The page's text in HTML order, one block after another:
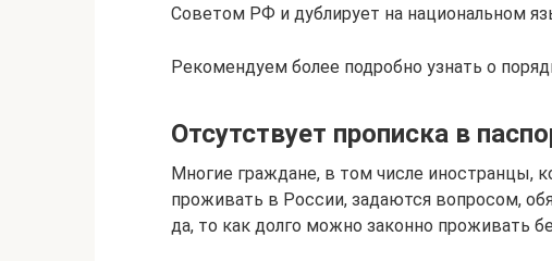
Советом РФ и дублирует на национальном
Рекомендуем более подробно узнать о
Отсутствует прописка в
Многие граждане, в том числе иностранцы,
проживать в России, задаются вопросом,
да, то как долго можно законно проживать